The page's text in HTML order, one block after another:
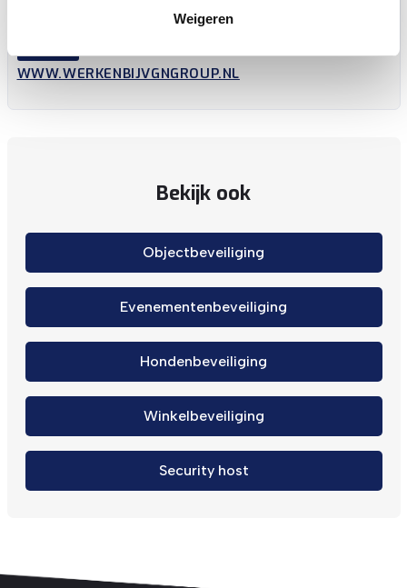
Weigeren
Versturen
WWW.WERKENBIJVGNGROUP.NL
Bekijk ook
Objectbeveiliging
Evenementenbeveiliging
Hondenbeveiliging
Winkelbeveiliging
Security host